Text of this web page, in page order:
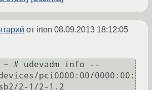
от irton 08.09.2013 18:12:05
# udevadm info --
pci0000:00/0000:00:
2-1/2-1.2